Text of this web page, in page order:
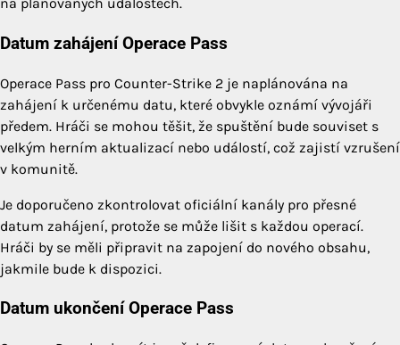
Datum zahájení Operace Pass
Operace Pass pro Counter-Strike 2 je naplánována na
zahájení k určenému datu, které obvykle oznámí vývojáři
předem. Hráči se mohou těšit, že spuštění bude souviset s
velkým herním aktualizací nebo událostí, což zajistí vzrušení
v komunitě.
Je doporučeno zkontrolovat oficiální kanály pro přesné
datum zahájení, protože se může lišit s každou operací.
Hráči by se měli připravit na zapojení do nového obsahu,
jakmile bude k dispozici.
Datum ukončení Operace Pass